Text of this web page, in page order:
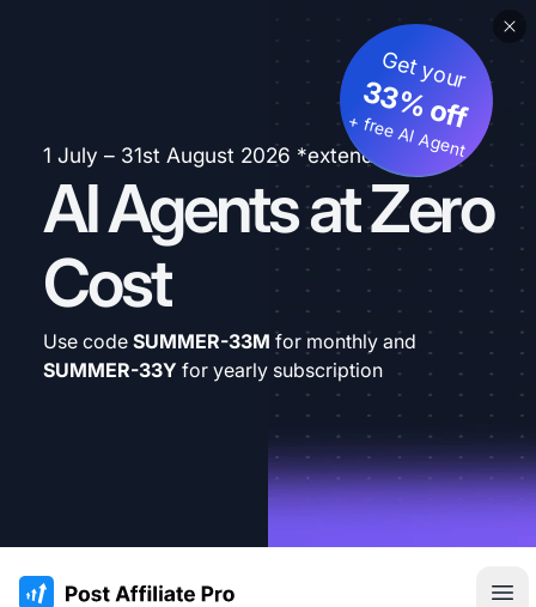
1 July – 31st August 2026 *extended
AI Agents at Zero
Cost
Get your
33% off
+ free AI Agent
Use code SUMMER-33M for monthly and
SUMMER-33Y for yearly subscription
:site.title